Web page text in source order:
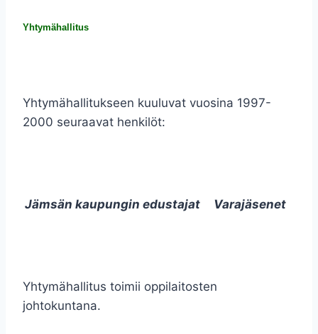
Yhtymähallitus
Yhtymähallitukseen kuuluvat vuosina 1997-
2000 seuraavat henkilöt:
Jämsän kaupungin edustajat Varajäsenet
Yhtymähallitus toimii oppilaitosten
johtokuntana.